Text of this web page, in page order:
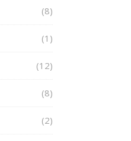
(8)
(1)
(12)
(8)
(2)